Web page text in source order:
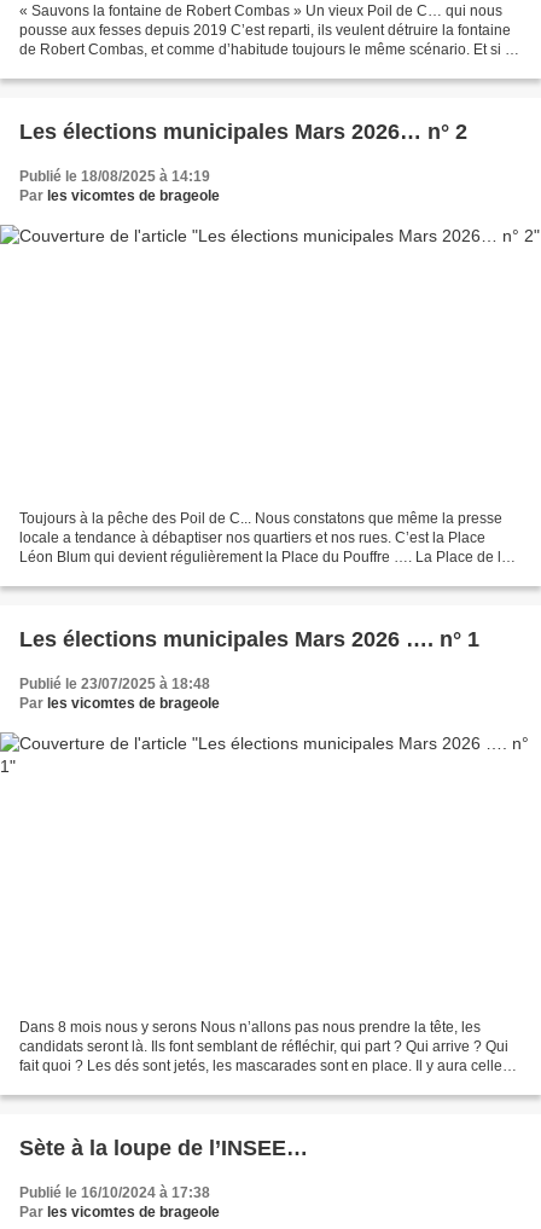
« Sauvons la fontaine de Robert Combas » Un vieux Poil de C… qui nous
pousse aux fesses depuis 2019 C’est reparti, ils veulent détruire la fontaine
de Robert Combas, et comme d’habitude toujours le même scénario. Et si on
Les élections municipales Mars 2026… n° 2
Publié le 18/08/2025 à 14:19
Par les vicomtes de brageole
Toujours à la pêche des Poil de C... Nous constatons que même la presse
locale a tendance à débaptiser nos quartiers et nos rues. C’est la Place
Léon Blum qui devient régulièrement la Place du Pouffre …. La Place de la
Les élections municipales Mars 2026 …. n° 1
Publié le 23/07/2025 à 18:48
Par les vicomtes de brageole
Dans 8 mois nous y serons Nous n’allons pas nous prendre la tête, les
candidats seront là. Ils font semblant de réfléchir, qui part ? Qui arrive ? Qui
fait quoi ? Les dés sont jetés, les mascarades sont en place. Il y aura celles
Sète à la loupe de l’INSEE…
Publié le 16/10/2024 à 17:38
Par les vicomtes de brageole